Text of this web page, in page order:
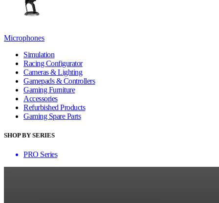
Microphones
Simulation
Racing Configurator
Cameras & Lighting
Gamepads & Controllers
Gaming Furniture
Accessories
Refurbished Products
Gaming Spare Parts
SHOP BY SERIES
PRO Series